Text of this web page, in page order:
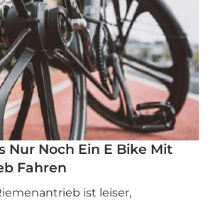
Nur Noch Ein E Bike Mit
Fahren
ist leiser,